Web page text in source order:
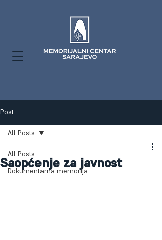
Post
All Posts
Dokumentarna memorija
All Posts
Saopćenje za javnost